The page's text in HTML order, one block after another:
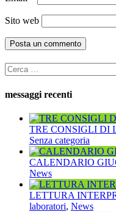
Sito web
Ricerca
per:
messaggi recenti
TRE CONSIGLI DI
Senza categoria
CALENDARIO
News
LETTURA
laboratori, News